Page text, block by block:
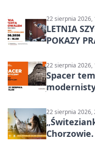
22 sierpnia 2026,
LETNIA
POKAZY
22 sierpnia 2026,
Spacer
22 sierpnia 2026,